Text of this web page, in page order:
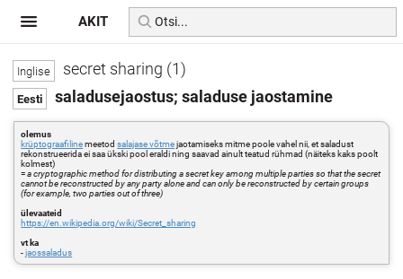
secret sharing (1)
saladusejaostus; saladuse jaostamine
olemus
krüptograafilinemeetodsalajase võtmejaotamiseks mitme poole vahel nii, et saladust
rekonstrueerida ei saa ükski pool eraldi ning saavad ainult teatud rühmad (näiteks kaks poolt
kolmest)
=a cryptographic method for distributing a secret key among multiple parties so that the secret
cannot be reconstructed by any party alone and can only be reconstructed by certain groups
(for example, two parties out of three)
ülevaateid
https://en.wikipedia.org/wiki/Secret_sharing
vt ka
-jaossaladus
AKIT